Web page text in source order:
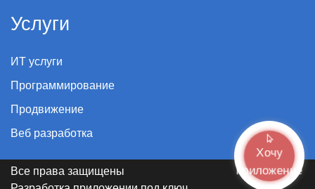
Услуги
ИТ услуги
Программирование
Продвижение
Веб разработка
Хочу
приложение
Все права защищены